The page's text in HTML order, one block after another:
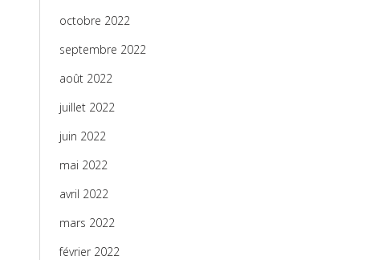
octobre 2022
septembre 2022
août 2022
juillet 2022
juin 2022
mai 2022
avril 2022
mars 2022
février 2022